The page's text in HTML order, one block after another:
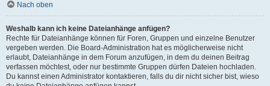
Nach oben
Weshalb kann ich keine Dateianhänge anfügen?
Rechte für Dateianhänge können für Foren, Gruppen und einzelne Benutzer
vergeben werden. Die Board-Administration hat es möglicherweise nicht
erlaubt, Dateianhänge in dem Forum anzufügen, in dem du deinen Beitrag
verfassen möchtest, oder nur bestimmte Gruppen dürfen Dateien hochladen.
Du kannst einen Administrator kontaktieren, falls du dir nicht sicher bist, wieso